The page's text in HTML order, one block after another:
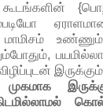
மாமிசம்
முகமாக